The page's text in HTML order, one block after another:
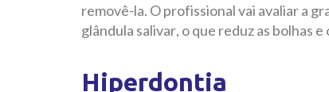
removê-la. O profissional vai avaliar a
glândula salivar, o que reduz as bolhas e
Hiperdontia